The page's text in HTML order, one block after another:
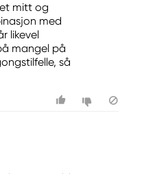
mitt og
med
likevel
mangel på
så